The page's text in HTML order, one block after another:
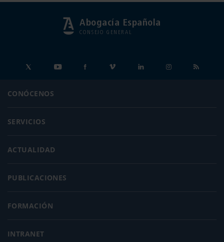
Abogacía Española
CONSEJO GENERAL
CONÓCENOS
SERVICIOS
ACTUALIDAD
PUBLICACIONES
FORMACIÓN
INTRANET